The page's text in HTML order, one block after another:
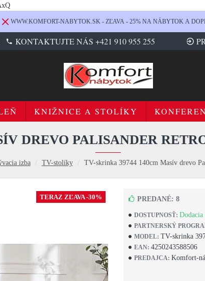
WWW.KOMFORT-NABYTOK.SK - ZĽAVA - 25% NA NÁBYTOK A
KONTAKTUJTE NÁS +421 910 955 255
KNIŽNICE A STOLÍKY
izba TV-stolíky TV-skrinka 39744 140cm Masív drevo
DREVO PALISANDER
TERAZ ZĽAVA -30%
DOSTUPNOSŤ:
PARTNERSKÝ
MODEL: TV-skrinka
EAN: 4250243588506
PREDAJCA: Komfort-
PREDANÉ: 8